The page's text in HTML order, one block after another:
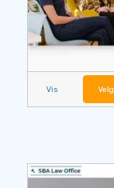
Vis Velg